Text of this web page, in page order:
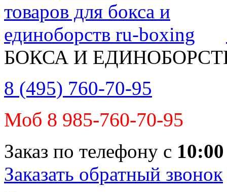
БОКСА И
8 (495) 760-70-95
Моб 8 985-760-70-95
Заказ по телефону с 10:00
Заказать обратный звонок